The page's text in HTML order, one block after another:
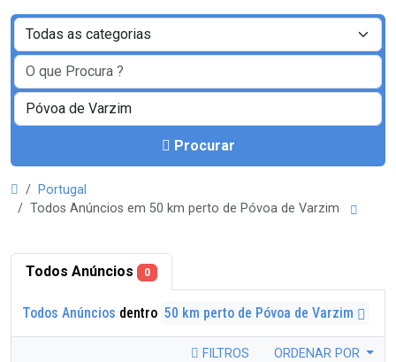
Procurar
Portugal
Todos Anúncios em 50 km perto de Póvoa de Varzim
Todos Anúncios 0
Todos Anúncios dentro 50 km perto de Póvoa de Varzim
FILTROS ORDENAR POR